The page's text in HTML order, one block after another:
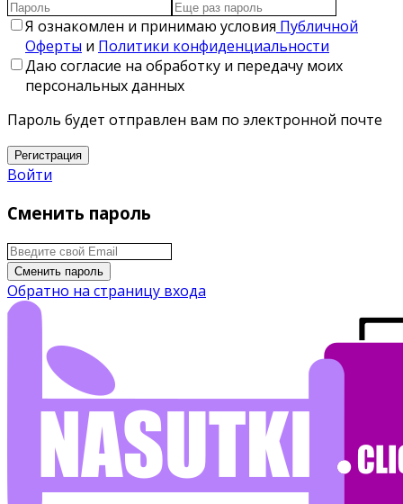
Я ознакомлен и принимаю условия Публичной
Оферты и Политики конфиденциальности
Даю согласие на обработку и передачу моих
персональных данных
Пароль будет отправлен вам по электронной почте
Регистрация
Войти
Сменить пароль
Сменить пароль
Обратно на страницу входа